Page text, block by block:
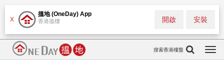
X
搵地 (OneDay) App
香港搵樓 安裝
開啟
搜索香港樓盤